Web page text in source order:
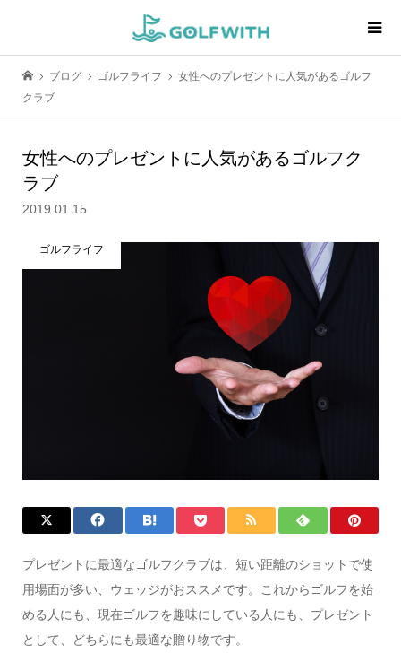
ブログ ゴルフライフ
女性へのプレゼントに人気があるゴルフ
クラブ
女性へのプレゼントに人気があるゴルフク
ラブ
2019.01.15
ゴルフライフ
プレゼントに最適なゴルフクラブは、短い距離のショットで使
用場面が多い、ウェッジがおススメです。これからゴルフを始
める人にも、現在ゴルフを趣味にしている人にも、プレゼント
として、どちらにも最適な贈り物です。